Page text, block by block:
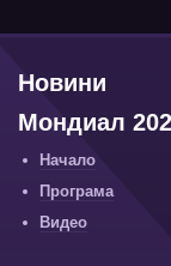
Новини
Мондиал
Начало
Програма
Видео